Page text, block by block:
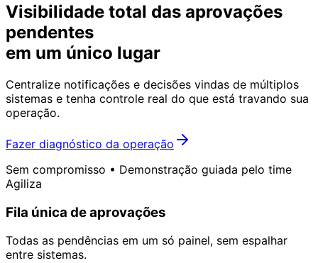
Visibilidade total das aprovações
pendentes
em um único lugar
Centralize notificações e decisões vindas de múltiplos
sistemas e tenha controle real do que está travando sua
operação.
Fazer diagnóstico da operação
Sem compromisso • Demonstração guiada pelo time
Agiliza
Fila única de aprovações
Todas as pendências em um só painel, sem espalhar
entre sistemas.